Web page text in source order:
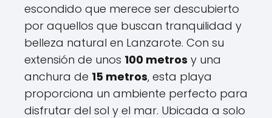
escondido que merece ser descubierto
por aquellos que buscan tranquilidad y
belleza natural en Lanzarote. Con su
extensión de unos 100 metros y una
anchura de 15 metros, esta playa
proporciona un ambiente perfecto para
disfrutar del sol y el mar. Ubicada a solo